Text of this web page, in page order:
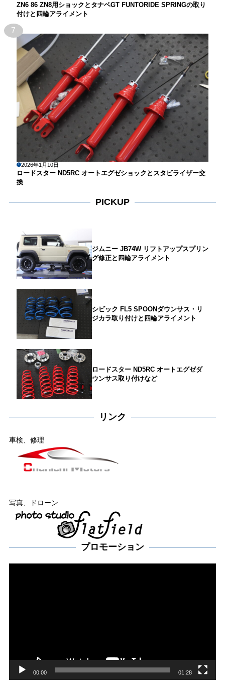
ZN6 86 ZN8用ショックとタナベGT FUNTORIDE SPRINGの取り
付けと四輪アライメント
7
2026年1月10日
ロードスター ND5RC オートエグゼショックとスタビライザー交
換
PICKUP
ジムニー JB74W リフトアップスプリン
グ修正と四輪アライメント
シビック FL5 SPOONダウンサス・リ
ジカラ取り付けと四輪アライメント
ロードスター ND5RC オートエグゼダ
ウンサス取り付けなど
リンク
車検、修理
写真、ドローン
プロモーション
00:00 01:28